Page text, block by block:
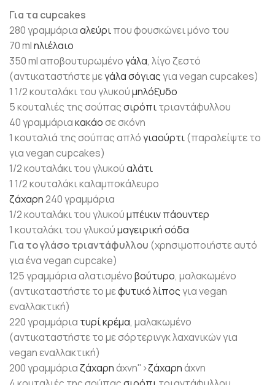
Για τα cupcakes
280 γραμμάριααλεύριπου φουσκώνει μόνο του
70 mlηλιέλαιο
350 ml αποβουτυρωμένογάλα, λίγο ζεστό
(αντικαταστήστε μεγάλασόγιαςγια vegan cupcakes)
1 1/2 κουταλάκι του γλυκούμηλόξυδο
5 κουταλιές της σούπαςσιρόπιτριαντάφυλλου
40 γραμμάριακακάοσε σκόνη
1 κουταλιά της σούπας απλόγιαούρτι(παραλείψτε το
για vegan cupcakes)
1/2 κουταλάκι του γλυκούαλάτι
1 1/2 κουταλάκι καλαμποκάλευρο
ζάχαρη240 γραμμάρια
1/2 κουταλάκι του γλυκούμπέικιν πάουντερ
1 κουταλάκι του γλυκούμαγειρικήσόδα
Για το γλάσο τριαντάφυλλου (χρησιμοποιήστε αυτό
για ένα vegan cupcake)
125 γραμμάρια αλατισμένοβούτυρο, μαλακωμένο
(αντικαταστήστε το μεφυτικό λίποςγια vegan
εναλλακτική)
220 γραμμάρια τυρί κρέμα, μαλακωμένο
(αντικαταστήστε το με σόρτερινγκ λαχανικών για
vegan εναλλακτική)
200 γραμμάριαζάχαρηάχνη">ζάχαρηάχνη